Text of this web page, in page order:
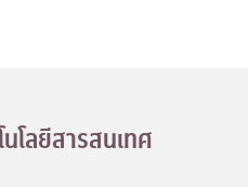
โลยีสารสนเทศ